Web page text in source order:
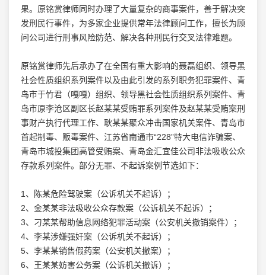
果。原铭赏律师同时办理了大量复杂的商事案件，善于解决突
发刑民行事件，为多家企业提供常年法律顾问工作，擅长为顾
问公司进行刑事风险防范、解决各种刑民行交叉法律难题。
原铭赏律师先后承办了在全国有重大影响的聂磊组织、领导黑
社会性质组织系列案件以及由此引发的系列职务犯罪案件、青
岛市于竹君（嘎嘎）组织、领导黑社会性质组织系列案件、青
岛市原李沧区副区长赵某某受贿罪系列案件及赵某某受贿案刑
事财产执行代理工作、耿某某聚众冲击国家机关案件、青岛市
首起制毒、贩毒案件、江苏省南通市“228”特大电信诈骗案、
青岛市城投集团高管受贿案、青岛金汇宜佳公司非法吸收公众
存款系列案件。部分无罪、不起诉案例节选如下：
1、陈某危险驾驶案（公诉机关不起诉）；
2、金某某非法吸收公众存款案（公诉机关不起诉）；
3、刁某某帮助信息网络犯罪活动案（公安机关撤销案件）；
4、李某涉嫌强奸案（公诉机关不起诉）；
5、李某某销售假药案（公安机关撤案）；
6、王某某妨害公务案（公诉机关撤诉）；